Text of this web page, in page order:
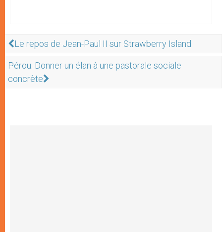
Le repos de Jean-Paul II sur Strawberry Island
Pérou: Donner un élan à une pastorale sociale
concrète